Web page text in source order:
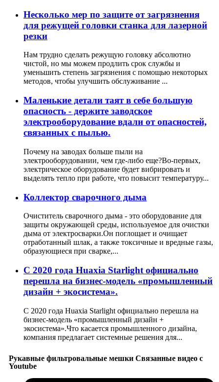
Несколько мер по защите от загрязнения
для режущей головки станка для лазерной
резки
Нам трудно сделать режущую головку абсолютно
чистой, но мы можем продлить срок службы и
уменьшить степень загрязнения с помощью некоторых
методов, чтобы улучшить обслуживание ...
Маленькие детали таят в себе большую
опасность - держите заводское
электрооборудование вдали от опасностей,
связанных с пылью.
Почему на заводах больше пыли на
электрооборудовании, чем где-либо еще?Во-первых,
электрическое оборудование будет вибрировать и
выделять тепло при работе, что повысит температуру...
Коллектор сварочного дыма
Очиститель сварочного дыма - это оборудование для
защиты окружающей среды, используемое для очистки
дыма от электросварки.Он поглощает и очищает
отработанный шлак, а также токсичные и вредные газы,
образующиеся при сварке,...
С 2020 года Huaxia Starlight официально
перешла на бизнес-модель «промышленный
дизайн + экосистема».
С 2020 года Huaxia Starlight официально перешла на
бизнес-модель «промышленный дизайн +
экосистема».Что касается промышленного дизайна,
компания предлагает системные решения для...
Рукавные фильтровальные мешки Связанные видео с
Youtube